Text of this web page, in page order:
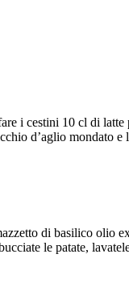
i cestini 10 cl di
d’aglio mondato
di basilico olio
le patate,